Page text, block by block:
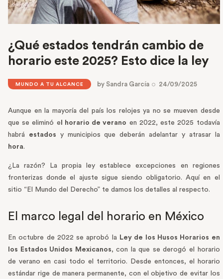
¿Qué estados tendrán cambio de
horario este 2025? Esto dice la ley
MUNDO A TU ALCANCE bySandra García 24/09/2025
Aunque en la mayoría del país los relojes ya no se mueven desde
que se eliminó e l horario de verano en 2022, este 2025 todavía
habrá estados y municipios que deberán adelantar y atrasar la
hora.
¿La razón? La propia ley establece excepciones en regiones
fronterizas donde el ajuste sigue siendo obligatorio. Aquí en el
sitio “El Mundo del Derecho” te damos los detalles al respecto.
El marco legal del horario en México
En octubre de 2022 se aprobó la
Ley de los Husos Horarios en
los Estados Unidos Mexicanos, con la que se derogó el horario
de verano en casi todo el territorio. Desde entonces, el horario
estándar rige de manera permanente, con el objetivo de evitar los